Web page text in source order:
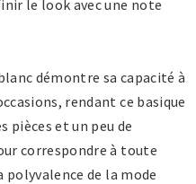
le look avec une note
démontre sa capacité à
rendant ce basique
pièces et un peu de
correspondre à toute
de la mode